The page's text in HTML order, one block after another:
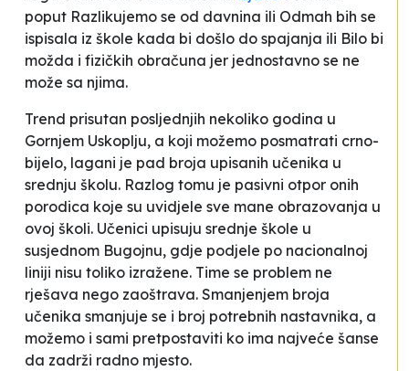
poput Razlikujemo se od davnina ili Odmah bih se
ispisala iz škole kada bi došlo do spajanja ili Bilo bi
možda i fizičkih obračuna jer jednostavno se ne
može sa njima.
Trend prisutan posljednjih nekoliko godina u
Gornjem Uskoplju, a koji možemo posmatrati crno-
bijelo, lagani je pad broja upisanih učenika u
srednju školu. Razlog tomu je pasivni otpor onih
porodica koje su uvidjele sve mane obrazovanja u
ovoj školi. Učenici upisuju srednje škole u
susjednom Bugojnu, gdje podjele po nacionalnoj
liniji nisu toliko izražene. Time se problem ne
rješava nego zaoštrava. Smanjenjem broja
učenika smanjuje se i broj potrebnih nastavnika, a
možemo i sami pretpostaviti ko ima najveće šanse
da zadrži radno mjesto.